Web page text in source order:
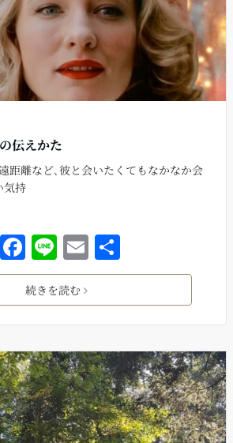
k
伝えかた
距離など､彼と会いたくてもなかなか会
気持
F
a
c
e
b
o
o
k
Li
n
e
E
m
ai
l
有
続きを読む